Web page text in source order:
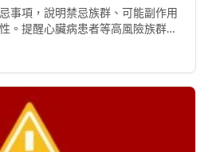
事項，說明禁忌族群、可能副作用
。提醒心臟病患者等高風險族群應